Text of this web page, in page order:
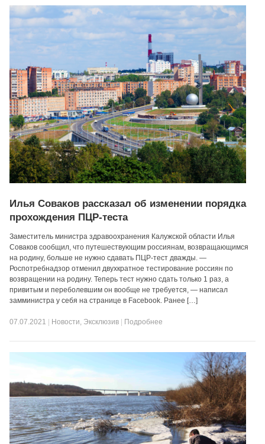
Илья Соваков рассказал об изменении порядка
прохождения ПЦР-теста
Заместитель министра здравоохранения Калужской области Илья
Соваков сообщил, что путешествующим россиянам, возвращающимся
на родину, больше не нужно сдавать ПЦР-тест дважды. —
Роспотребнадзор отменил двухкратное тестирование россиян по
возвращении на родину. Теперь тест нужно сдать только 1 раз, а
привитым и переболевшим он вообще не требуется, — написал
замминистра у себя на странице в Facebook. Ранее […]
07.07.2021 Новости, Эксклюзив Подробнее